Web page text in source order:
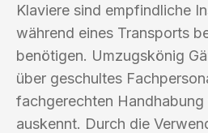
Klaviere sind empfindliche
während eines Transports
benötigen. Umzugskönig
über geschultes
fachgerechten Handhabung
auskennt. Durch die